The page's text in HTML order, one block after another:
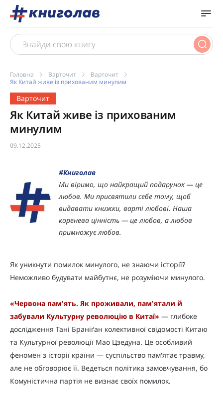
Головна Варточит
Варточит
Як Китай живе із прихованим минулим
Варточит
Як Китай живе із прихованим
минулим
09.12.2025
#Книголав
Ми віримо, що найкращий подарунок — це
любов. Ми присвятили себе тому, щоб
видавати книжки, варті любові. Наша
коренева цінність — це любов, а любов
примножує любов.
Як уникнути помилок минулого, не знаючи історії?
Неможливо будувати майбутнє, не розуміючи минулого.
«Червона пам'ять. Як проживали, пам'ятали й
забували Культурну революцію в Китаї» — глибоке
дослідження Тані Браніґан колективної свідомості Китаю
та Культурної революції Мао Цзедуна. Це особливий
феномен з історії країни — суспільство пам'ятає травму,
але не обговорює її. Ведеться політика замовчування, бо
Комуністична партія не визнає своїх помилок.